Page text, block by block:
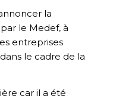
la
le Medef, à
entreprises
le cadre de la
car il a été